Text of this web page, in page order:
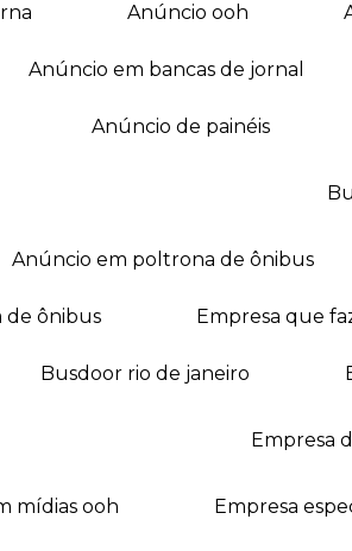
anúncio ooh
anúncio em bancas de jornal
anúncio de painéis
anúncio em poltrona de ônibus
de ônibus empresa que
busdoor rio de janeiro
empresa
mídias ooh empresa